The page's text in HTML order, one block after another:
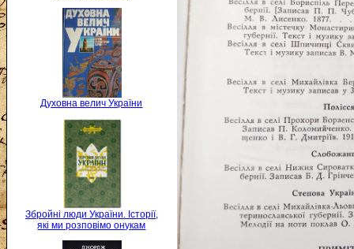
Духовна велич України
Збройні люди України. Історії,
які ми розповімо онукам